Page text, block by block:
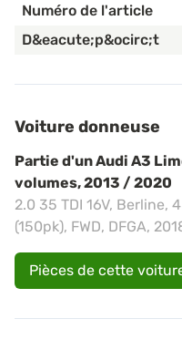
Numéro de l'article
D&eacute;p&ocirc;t
Voiture donneuse
Partie d'un Audi A3
volumes, 2013 / 2020
2.0 35 TDI 16V, Berline,
(150pk), FWD, DFGA,
Pièces de cette